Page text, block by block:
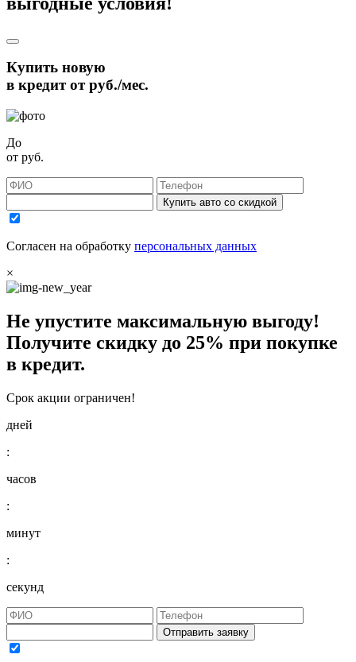
Купить новую
в кредит отруб./мес.
До
от руб.
Купить авто со скидкой
Согласен на обработку персональных данных
×
Не упустите максимальную выгоду!
Получите скидку до 25% при покупке
в кредит.
Срок акции ограничен!
дней
:
часов
:
минут
:
секунд
Отправить заявку